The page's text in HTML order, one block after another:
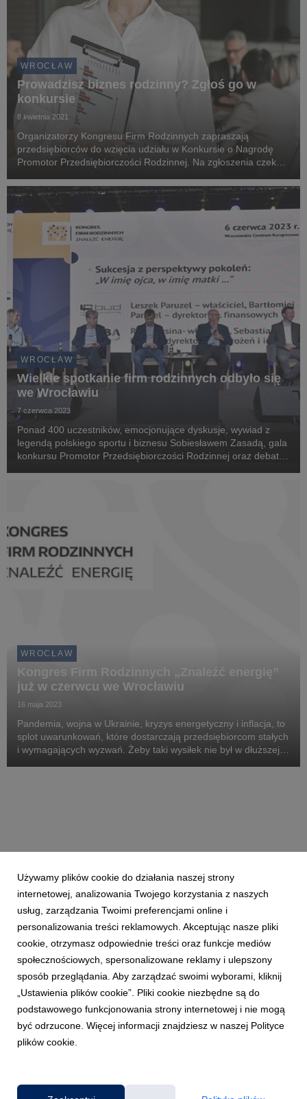
WROCŁAW
Prowadzisz biznes rodzinny? Zgłoś go w
konkursie
8 kwietnia 2021
Organizatorzy Kongresu Firm Rodzinnych zapraszają
przedsiębiorców do wzięcia udziału w Konkursie o Nagrodę
Promotor Przedsiębiorczości Rodzinnej. Na zgłoszenia czekają
ich firmy zostaną zaprezentowane na Kong...
WROCŁAW
Wielkie spotkanie firm rodzinnych odbyło się
we Wrocławiu
7 czerwca 2023
Ponad 400 uczestników, emocjonujące dyskusje, wywiad z
legendą polskiego sportu i biznesu Sobiesławem Zasadą, gala
konkursu Promotor Przedsiębiorczości Rodzinnej oraz debata
WROCŁAW
Kongres Firm Rodzinnych „Znaleźć energię”
już w czerwcu we Wrocławiu
16 maja 2023
Pandemia, wojna w Ukrainie, kryzys energetyczny i inflacja, to
splot uwarunkowań, które dostarczają przedsiębiorcom stałych
i wymagających wyzwań. Żeby taki wysiłek nie był w dłuższej
WROCŁAW
Ruszyły zapisy na Kongres Firm Rodzinnych
21 kwietnia 2022
We Wrocławiu 7 czerwca dobędzie się 5. już edycja Kongresu
Firm Rodzinnych, jednego z największych w kraju wydarzeń
adresowanych do przedsiębiorców rodzinnych. Odnowa od
Używamy plików cookie do działania naszej strony
internetowej, analizowania Twojego korzystania z naszych
usług, zarządzania Twoimi preferencjami online i
personalizowania treści reklamowych. Akceptując nasze pliki
cookie, otrzymasz odpowiednie treści oraz funkcje mediów
społecznościowych, spersonalizowane reklamy i ulepszony
sposób przeglądania. Aby zarządzać swoimi wyborami, kliknij
„Ustawienia plików cookie”. Pliki cookie niezbędne są do
podstawowego funkcjonowania strony internetowej i nie mogą
być odrzucone. Więcej informacji znajdziesz w naszej Polityce
plików cookie.